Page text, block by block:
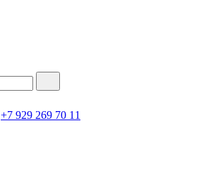
+7 929 269 70 11